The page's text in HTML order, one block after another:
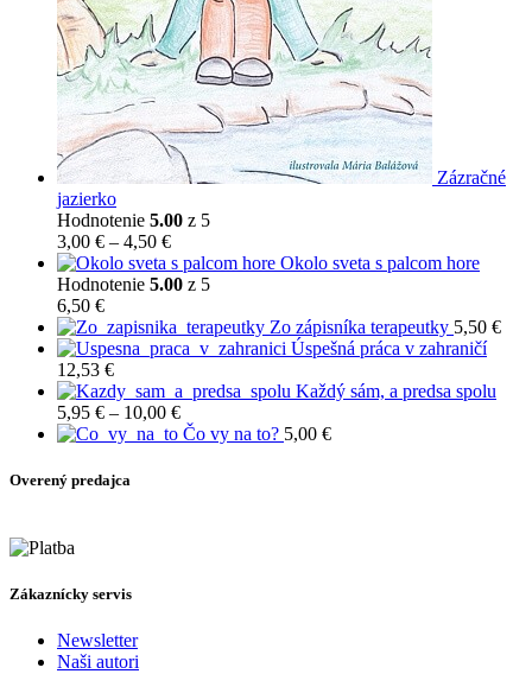
Zázračné
jazierko
Hodnotenie 5.00 z 5
3,00 € – 4,50 €Price
range:
3,00 €
4,50 €
Okolo sveta s palcom hore
Hodnotenie 5.00 z 5
6,50 €
Zo zápisníka terapeutky 5,50 €
Úspešná práca v zahraničí
12,53 €
Každý sám, a predsa spolu
5,95 € – 10,00 €Price
range:
Čo vy na to? 5,00 €
Overený predajca
Zákaznícky servis
Newsletter
Naši autori